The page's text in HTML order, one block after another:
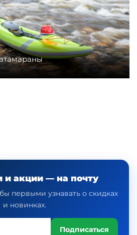
и акции — на почту
первыми узнавать о скидках
и новинках.
Подписаться